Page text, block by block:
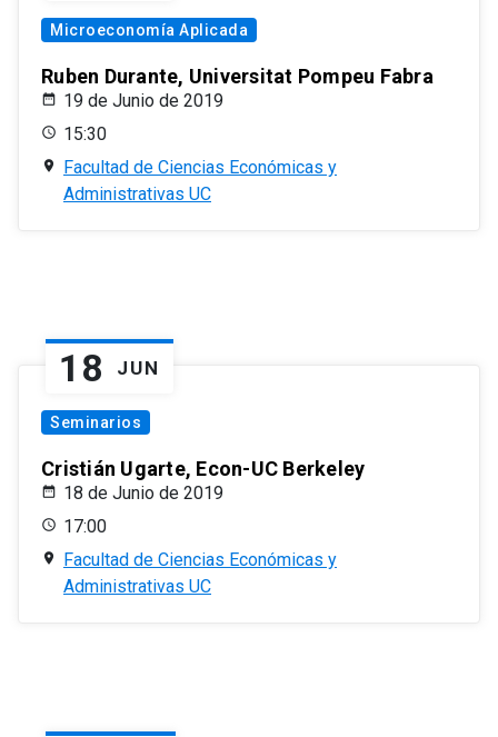
Microeconomía Aplicada
Ruben Durante, Universitat Pompeu Fabra
19 de Junio de 2019
15:30
Facultad de Ciencias Económicas y
Administrativas UC
18 JUN
Seminarios
Cristián Ugarte, Econ-UC Berkeley
18 de Junio de 2019
17:00
Facultad de Ciencias Económicas y
Administrativas UC